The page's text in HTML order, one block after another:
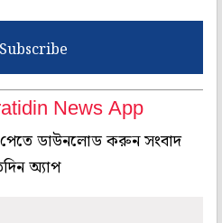
Subscribe
News App
ডাউনলোড করুন সংবাদ
অ্যাপ